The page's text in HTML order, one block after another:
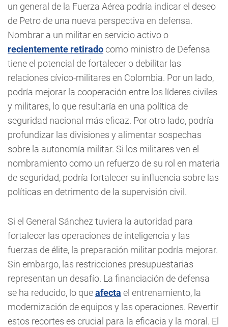
un general de la Fuerza Aérea podría indicar el deseo
de Petro de una nueva perspectiva en defensa.
Nombrar a un militar en servicio activo o
recientemente retiradocomo ministro de Defensa
tiene el potencial de fortalecer o debilitar las
relaciones cívico-militares en Colombia. Por un lado,
podría mejorar la cooperación entre los líderes civiles
y militares, lo que resultaría en una política de
seguridad nacional más eficaz. Por otro lado, podría
profundizar las divisiones y alimentar sospechas
sobre la autonomía militar. Si los militares ven el
nombramiento como un refuerzo de su rol en materia
de seguridad, podría fortalecer su influencia sobre las
políticas en detrimento de la supervisión civil.
Si el General Sánchez tuviera la autoridad para
fortalecer las operaciones de inteligencia y las
fuerzas de élite, la preparación militar podría mejorar.
Sin embargo, las restricciones presupuestarias
representan un desafío. La financiación de defensa
se ha reducido, lo queafecta el entrenamiento, la
modernización de equipos y las operaciones. Revertir
estos recortes es crucial para la eficacia y la moral. El